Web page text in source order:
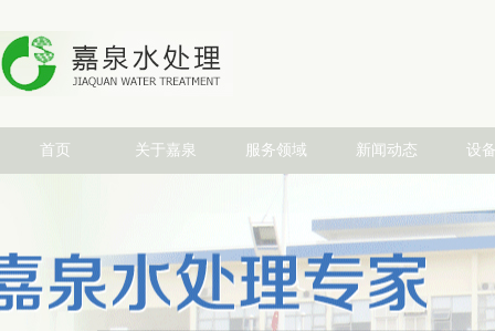
首页 关于嘉泉 服务领域 新闻动态 设